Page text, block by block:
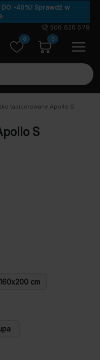
-40%! Sprawdź w
506 626 678
0 0
tapicerowane Apollo S
S
160x200 cm